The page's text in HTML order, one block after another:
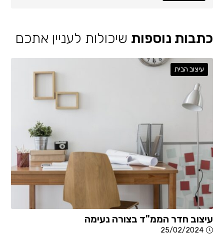
כתבות נוספות שיכולות לעניין אתכם
עיצוב הבית
עיצוב חדר הממ"ד בצורה נעימה
25/02/2024